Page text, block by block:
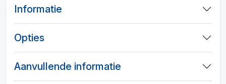
Informatie
Opties
Aanvullende informatie